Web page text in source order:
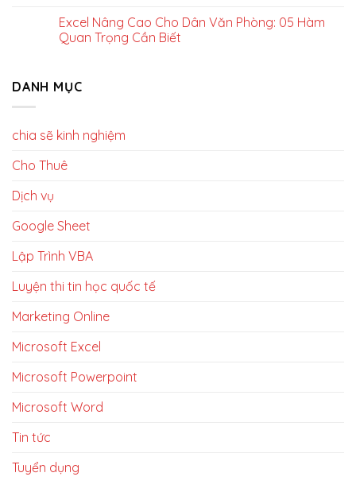
Excel Nâng Cao Cho Dân Văn Phòng: 05 Hàm
Quan Trọng Cần Biết
DANH MỤC
chia sẽ kinh nghiệm
Cho Thuê
Dịch vụ
Google Sheet
Lập Trình VBA
Luyện thi tin học quốc tế
Marketing Online
Microsoft Excel
Microsoft Powerpoint
Microsoft Word
Tin tức
Tuyển dụng